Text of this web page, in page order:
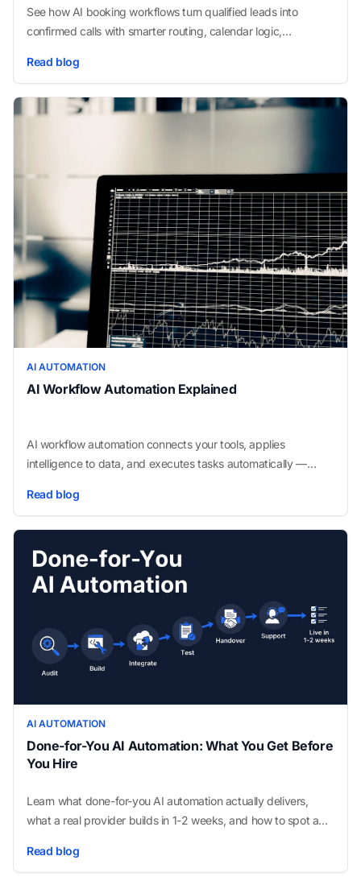
See how AI booking workflows turn qualified leads into
confirmed calls with smarter routing, calendar logic,
Read blog
AI AUTOMATION
AI Workflow Automation Explained
AI workflow automation connects your tools, applies
intelligence to data, and executes tasks automatically —
and why small businesses are adopting it fast.
Read blog
AI AUTOMATION
Done-for-You AI Automation: What You Get Before
You Hire
Learn what done-for-you AI automation actually delivers,
what a real provider builds in 1-2 weeks, and how to spot a
Read blog